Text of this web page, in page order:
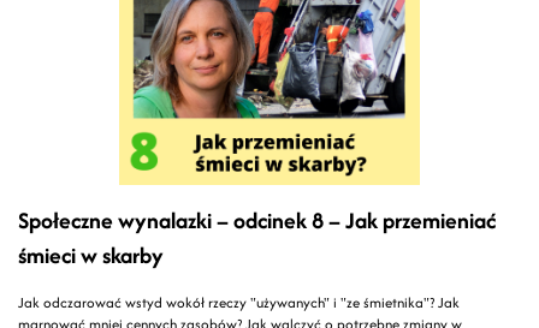
Społeczne wynalazki – odcinek 8 – Jak przemieniać
śmieci w skarby
Jak odczarować wstyd wokół rzeczy "używanych" i "ze śmietnika"? Jak
marnować mniej cennych zasobów? Jak walczyć o potrzebne zmiany w